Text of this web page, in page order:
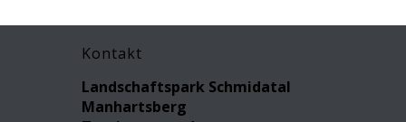
Kontakt
Landschaftspark Schmidatal
Manhartsberg